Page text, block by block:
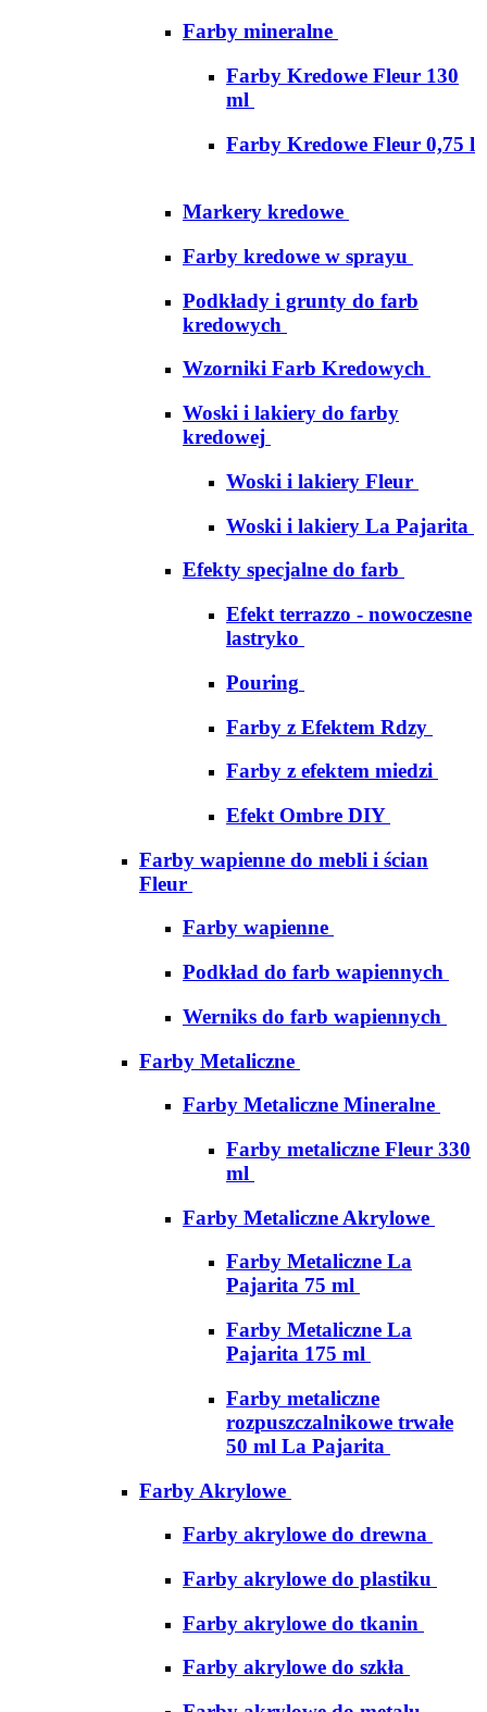
Farby mineralne
Farby Kredowe Fleur 130
ml
Farby Kredowe Fleur 0,75 l
Markery kredowe
Farby kredowe w sprayu
Podkłady i grunty do farb
kredowych
Wzorniki Farb Kredowych
Woski i lakiery do farby
kredowej
Woski i lakiery Fleur
Woski i lakiery La Pajarita
Efekty specjalne do farb
Efekt terrazzo - nowoczesne
lastryko
Pouring
Farby z Efektem Rdzy
Farby z efektem miedzi
Efekt Ombre DIY
Farby wapienne do mebli i ścian
Fleur
Farby wapienne
Podkład do farb wapiennych
Werniks do farb wapiennych
Farby Metaliczne
Farby Metaliczne Mineralne
Farby metaliczne Fleur 330
ml
Farby Metaliczne Akrylowe
Farby Metaliczne La
Pajarita 75 ml
Farby Metaliczne La
Pajarita 175 ml
Farby metaliczne
rozpuszczalnikowe trwałe
50 ml La Pajarita
Farby Akrylowe
Farby akrylowe do drewna
Farby akrylowe do plastiku
Farby akrylowe do tkanin
Farby akrylowe do szkła